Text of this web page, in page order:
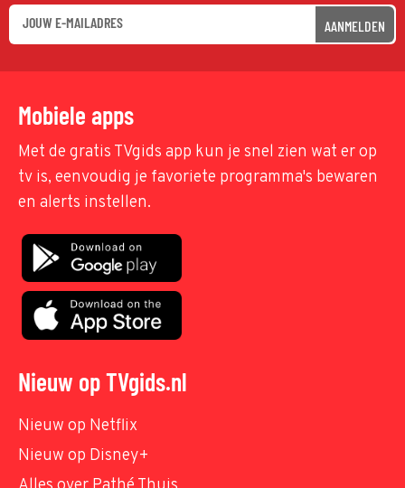
AANMELDEN
Mobiele apps
Met de gratis TVgids app kun je snel zien wat er op
tv is, eenvoudig je favoriete programma's bewaren
en alerts instellen.
Nieuw op TVgids.nl
Nieuw op Netflix
Nieuw op Disney+